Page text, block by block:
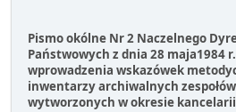
Pismo okólne Nr 2 Naczelnego
Państwowych z dnia 28 maja1984
wprowadzenia wskazówek
inwentarzy archiwalnych
wytworzonych w okresie kancelarii